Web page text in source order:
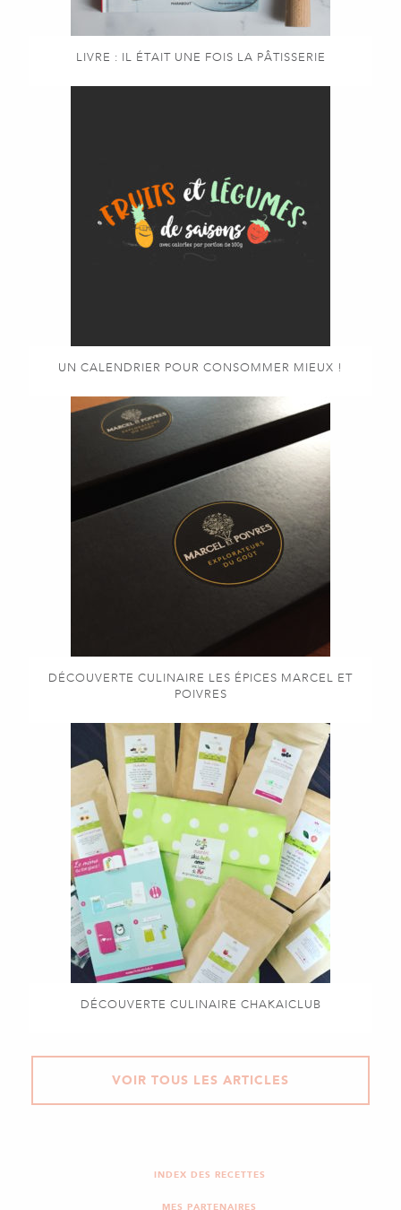
LIVRE : IL ÉTAIT UNE FOIS LA PÂTISSERIE
UN CALENDRIER POUR CONSOMMER MIEUX !
DÉCOUVERTE CULINAIRE LES ÉPICES MARCEL ET
POIVRES
DÉCOUVERTE CULINAIRE CHAKAICLUB
VOIR TOUS LES ARTICLES
INDEX DES RECETTES
MES PARTENAIRES